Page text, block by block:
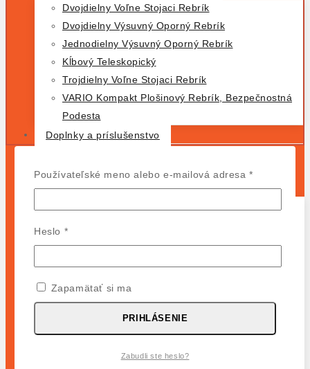
Dvojdielny Voľne Stojaci Rebrík
Dvojdielny Výsuvný Oporný Rebrík
Jednodielny Výsuvný Oporný Rebrík
Kĺbový Teleskopický
Trojdielny Voľne Stojaci Rebrík
VARIO Kompakt Plošinový Rebrík, Bezpečnostná
Podesta
Doplnky a príslušenstvo
OBCHOD
Typ Produktu
Lešenie
Rebríky
Podesty
Doplnky
Pokladňa
Používateľské meno alebo e-mailová adresa*Povinné
Heslo *Povinné
Zapamätať si ma
PRIHLÁSENIE
Zabudli ste heslo?